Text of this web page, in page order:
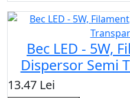
Bec LED - 5W,
Dispersor Semi
13.47 Lei